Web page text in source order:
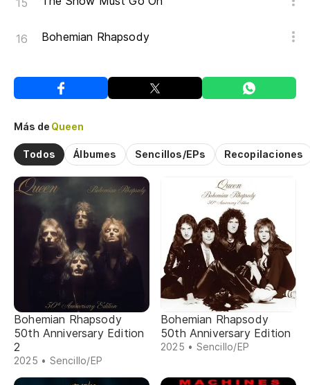
Bohemian Rhapsody
Más de Queen
Todos Álbumes Sencillos/EPs Recopilaciones
Bohemian Rhapsody
50th Anniversary Edition
2
2025 • Sencillo/EP
Bohemian Rhapsody
50th Anniversary Edition
2025 • Sencillo/EP